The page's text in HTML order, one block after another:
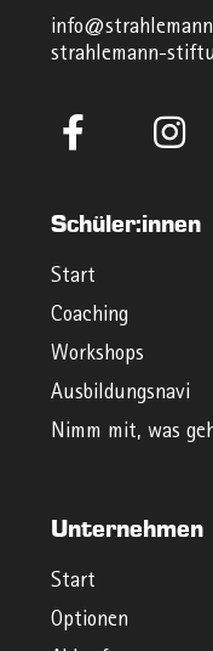
strahlemann-
Schüler:innen
Start
Coaching
Workshops
Ausbildungsnavi
Nimm mit, was
Unternehmen
Start
Optionen